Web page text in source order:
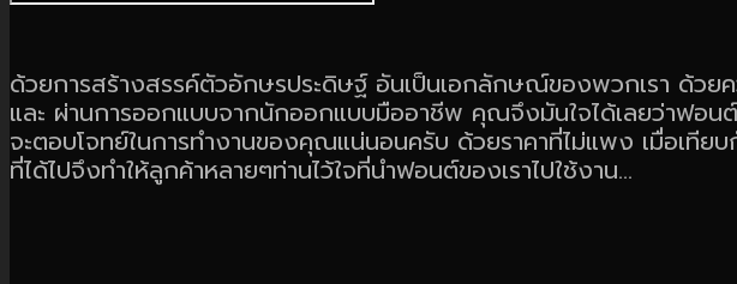
ด้วยการสร้างสรรค์ตัวอักษรประดิษฐ์ อันเป็นเอกลักษณ์ของพวกเรา ด้ว
และ ผ่านการออกแบบจากนักออกแบบมืออาชีพ คุณจึงมันใจได้เลยว่าฟอนต์
จะตอบโจทย์ในการทำงานของคุณแน่นอนครับ ด้วยราคาที่ไม่แพง เมื่อเทีย
ที่ได้ไปจึงทำให้ลูกค้าหลายๆท่านไว้ใจที่นำฟอนต์ของเราไปใช้งาน...